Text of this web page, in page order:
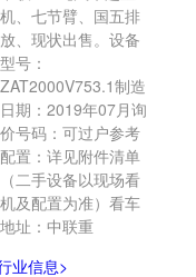
机、七节臂、国五排
放、现状出售。设备
型号：
ZAT2000V753.1制造
日期：2019年07月询
价号码：可过户参考
配置：详见附件清单
（二手设备以现场看
机及配置为准）看车
地址：中联重
业信息>